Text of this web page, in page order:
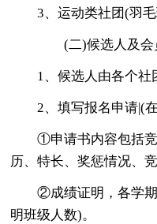
3、运动类社团(羽
(二)候选人及会
1、候选人由各个
2、填写报名申请|(
①申请书内容包括
历、特长、奖惩情况、
②成绩证明，各学
明班级人数)。